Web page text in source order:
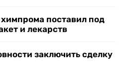
поставил под
и лекарств
заключить сделку